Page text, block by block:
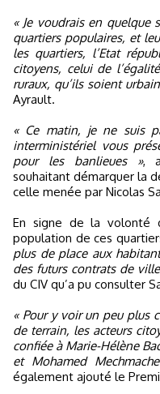
« Je voudrais en quelque
quartiers populaires, et
les quartiers, l’Etat
citoyens, celui de
ruraux, qu’ils soient
Ayrault.
« Ce matin, je ne suis
interministériel vous
pour les banlieues »,
souhaitant démarquer la
celle menée par Nicolas
En signe de la volonté
population de ces
plus de place aux
des futurs contrats de
du CIV qu’a pu consulter
« Pour y voir un peu plus
de terrain, les acteurs
confiée à Marie-Hélène
et Mohamed
également ajouté le